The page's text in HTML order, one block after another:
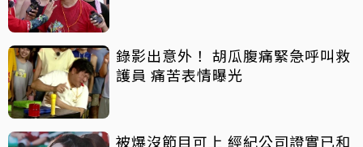
錄影出意外！ 胡瓜腹痛緊急呼叫救
護員 痛苦表情曝光
被爆沒節目可上 經紀公司證實已和